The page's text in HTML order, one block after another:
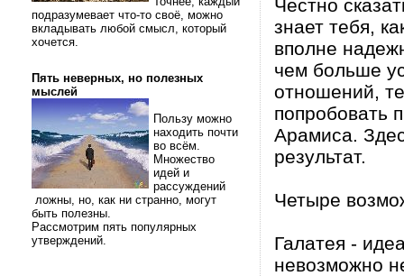
подразумевает что-то своё, можно
вкладывать любой смысл, который
хочется.
Пять неверных, но полезных
мыслей
Пользу можно
находить почти
во всём.
Множество
идей и
рассуждений
ложны, но, как ни странно, могут
быть полезны.
Рассмотрим пять популярных
утверждений.
Честно
знает тебя,
вполне
чем больше
отношений,
попробовать
Арамиса.
результат.
Четыре
Галатея -
невозможно